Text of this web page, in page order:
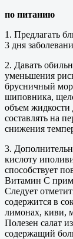
по питанию
1. Предлагать
3 дня
2. Давать
уменьшения
брусничный
шиповника,
объем жидкости
составлять на
снижения
3.
кислоту
способствует
Витамин С
Следует
содержится в
лимонах, киви,
Полезен салат
содержащий